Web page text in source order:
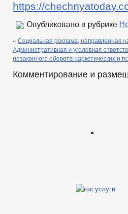
https://
Опубликовано в рубрике
« Социальная реклама, направленная
Административная и уголовная
незаконного оборота наркотических и
Комментирование и